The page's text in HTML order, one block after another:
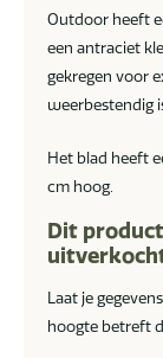
Outdoor heeft
een antraciet
gekregen voor
weerbestendig
Het blad heeft
cm hoog.
Dit
Laat je
hoogte betreft